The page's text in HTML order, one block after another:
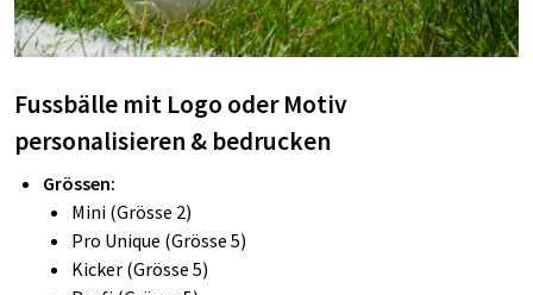
Fussbälle mit Logo oder Motiv
personalisieren & bedrucken
Grössen:
Mini (Grösse 2)
Pro Unique (Grösse 5)
Kicker (Grösse 5)